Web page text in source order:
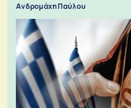
Ανδρομάχη Παύλου